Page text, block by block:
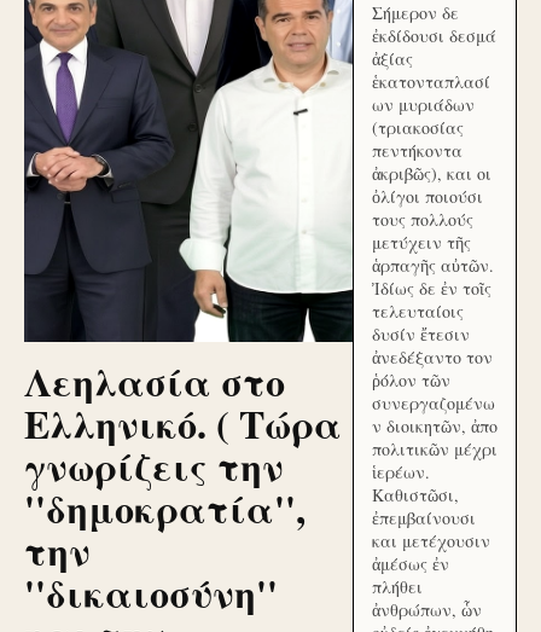
Λεηλασία στο
Ελληνικό. ( Τώρα
γνωρίζεις την
''δημοκρατία'',
την
''δικαιοσύνη''
Σήμερον δε
ἐκδίδουσι δεσμά
ἀξίας
ἑκατονταπλασί
ων μυριάδων
(τριακοσίας
πεντήκοντα
ἀκριβῶς), και οι
ὀλίγοι ποιούσι
τους πολλούς
μετύχειν τῆς
ἁρπαγῆς αὐτῶν.
Ἰδίως δε ἐν τοῖς
τελευταίοις
δυσίν ἔτεσιν
ἀνεδέξαντο τον
ῥόλον τῶν
συνεργαζομένω
ν διοικητῶν, ἀπο
πολιτικῶν μέχρι
ἱερέων.
Καθιστῶσι,
ἐπεμβαίνουσι
και μετέχουσιν
ἀμέσως ἐν
πλήθει
ἀνθρώπων, ὧν